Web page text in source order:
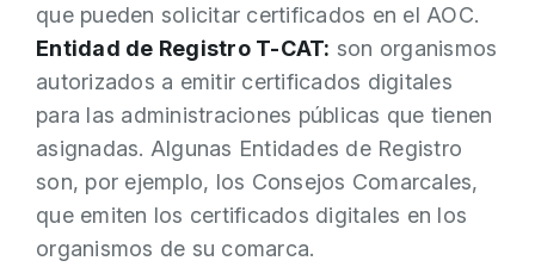
que pueden solicitar certificados en el AOC.
Entidad de Registro T-CAT: son organismos
autorizados a emitir certificados digitales
para las administraciones públicas que tienen
asignadas. Algunas Entidades de Registro
son, por ejemplo, los Consejos Comarcales,
que emiten los certificados digitales en los
organismos de su comarca.